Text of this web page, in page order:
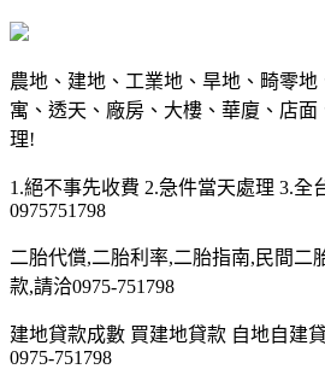
農地、建地、工業地、旱地、畸零
寓、透天、廠房、大樓、華廈、店
理!
1.絕不事先收費 2.急件當天處理 3.全
0975751798
二胎代償,二胎利率,二胎指南,民間二
款,請洽0975-751798
建地貸款成數 買建地貸款 自地自建
0975-751798